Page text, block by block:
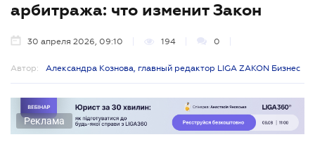
арбитража: что изменит Закон
30 апреля 2026, 09:10 194 0
Автор: Александра Кознова, главный редактор LIGA ZAKON Бизнес
Реклама